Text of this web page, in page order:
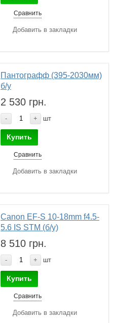
Сравнить
Добавить в закладки
Пантографф (395-2030мм)
б/у
2 530 грн.
- + шт
Купить
Сравнить
Добавить в закладки
Canon EF-S 10-18mm f4.5-
5.6 IS STM (б/у)
8 510 грн.
- + шт
Купить
Сравнить
Добавить в закладки